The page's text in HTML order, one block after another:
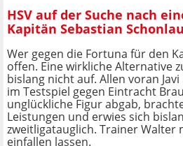
HSV auf der Suche nach
Kapitän Sebastian Schonlau
Wer gegen die Fortuna für den
offen. Eine wirkliche Alternative
bislang nicht auf. Allen voran
im Testspiel gegen Eintracht
unglückliche Figur abgab,
Leistungen und erwies sich
zweitligatauglich. Trainer Walter
einfallen lassen.